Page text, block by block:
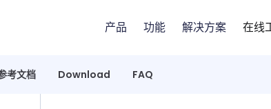
产品 功能 解决方案 在线
考文档 Download FAQ